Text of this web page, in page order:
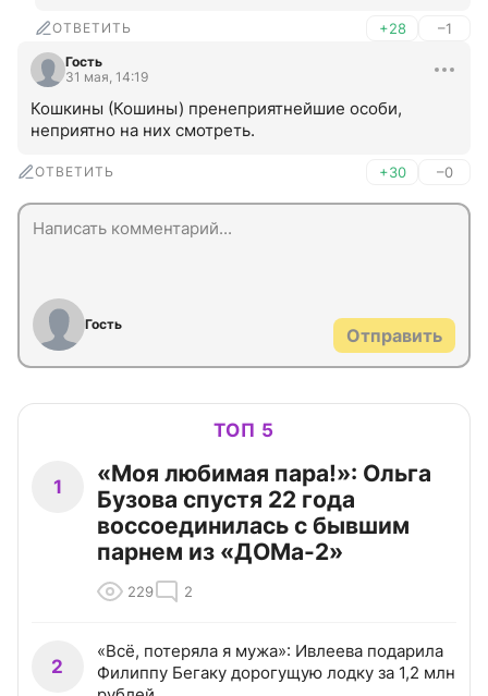
ОТВЕТИТЬ +28 –1
Гость
31 мая, 14:19
Кошкины (Кошины) пренеприятнейшие особи,
неприятно на них смотреть.
ОТВЕТИТЬ +30 –0
Гость
Отправить
ТОП 5
1
«Моя любимая пара!»: Ольга
Бузова спустя 22 года
воссоединилась с бывшим
парнем из «ДОМа-2»
229 2
2
«Всё, потеряла я мужа»: Ивлеева подарила
Филиппу Бегаку дорогущую лодку за 1,2 млн